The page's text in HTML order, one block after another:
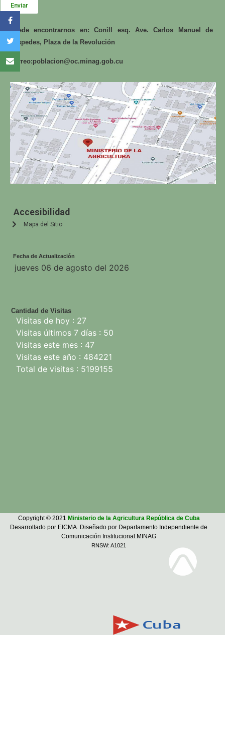
Enviar
Puede encontrarnos en: Conill esq. Ave. Carlos Manuel de
Céspedes, Plaza de la Revolución
Correo:poblacion@oc.minag.gob.cu
Accesibilidad
Mapa del Sitio
Fecha de Actualización
Cantidad de Visitas
Visitas de hoy : 27
Visitas últimos 7 días : 50
Visitas este mes : 47
Visitas este año : 484221
Total de visitas : 5199155
jueves 06 de agosto del 2026
Copyright © 2021 Ministerio de la Agricultura República de Cuba
Desarrollado por EICMA. Diseñado por Departamento Independiente de
Comunicación Institucional.MINAG
RNSW: A1021